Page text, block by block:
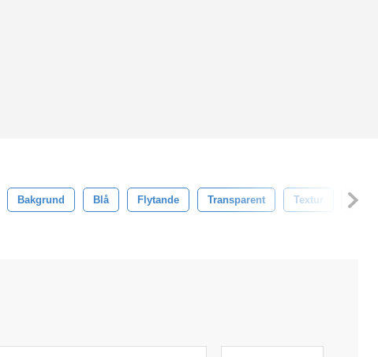
Bakgrund Blå Flytande Transparent Textur